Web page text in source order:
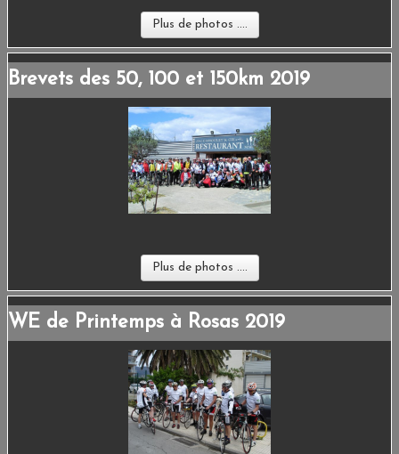
Plus de photos ....
Brevets des 50, 100 et 150km 2019
Plus de photos ....
WE de Printemps à Rosas 2019